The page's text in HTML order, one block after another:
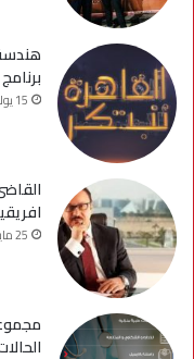
15 يوليو، 2017
25 مايو، 2016